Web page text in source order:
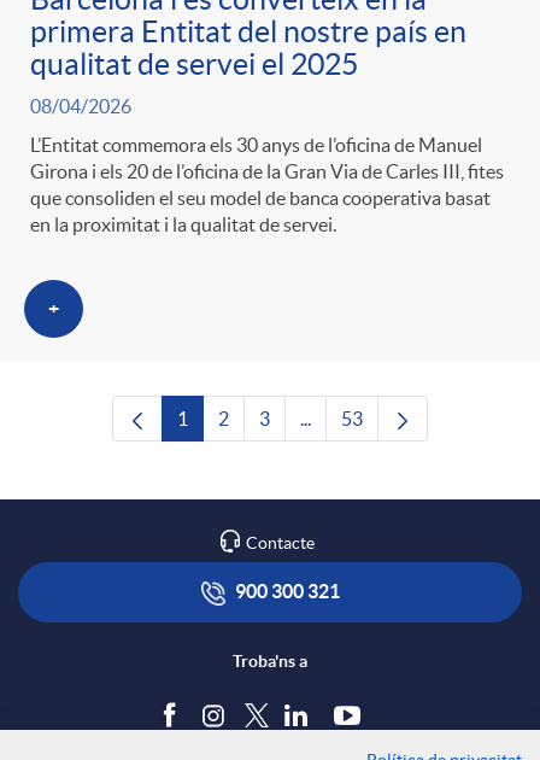
primera Entitat del nostre país en
qualitat de servei el 2025
08/04/2026
L’Entitat commemora els 30 anys de l’oficina de Manuel
Girona i els 20 de l’oficina de la Gran Via de Carles III, fites
que consoliden el seu model de banca cooperativa basat
en la proximitat i la qualitat de servei.
+
Pàgina
1 Pàgina
2 Pàgina
3 ...Pàgines intermèdies
Pàgina
53
Contacte
900 300 321
Troba'ns a